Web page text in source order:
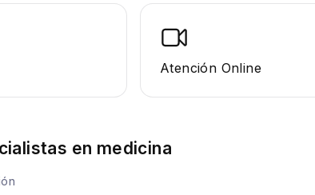
Atención Online
en medicina